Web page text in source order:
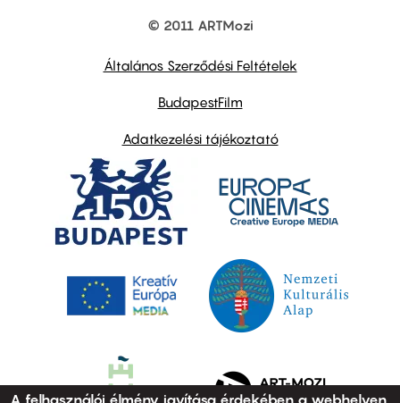
© 2011 ARTMozi
Általános Szerződési Feltételek
BudapestFilm
Adatkezelési tájékoztató
A felhasználói élmény javítása érdekében a webhelyen